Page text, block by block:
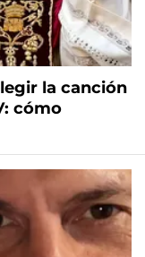
la canción
cómo